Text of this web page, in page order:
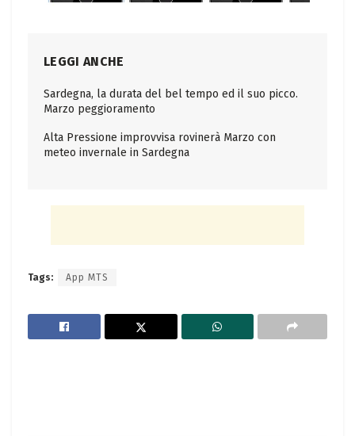
LEGGI ANCHE
Sardegna, la durata del bel tempo ed il suo picco.
Marzo peggioramento
Alta Pressione improvvisa rovinerà Marzo con
meteo invernale in Sardegna
Tags: App MTS